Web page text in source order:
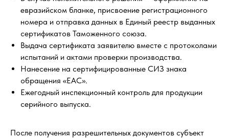
евразийском бланке, присвоение регистрационного
номера и отправка данных в Единый реестр выданных
сертификатов Таможенного союза.
Выдача сертификата заявителю вместе с протоколами
испытаний и актами проверки производства.
Нанесение на сертифицированные СИЗ знака
обращения «ЕАС».
Ежегодный инспекционный контроль для продукции
серийного выпуска.
После получения разрешительных документов субъект